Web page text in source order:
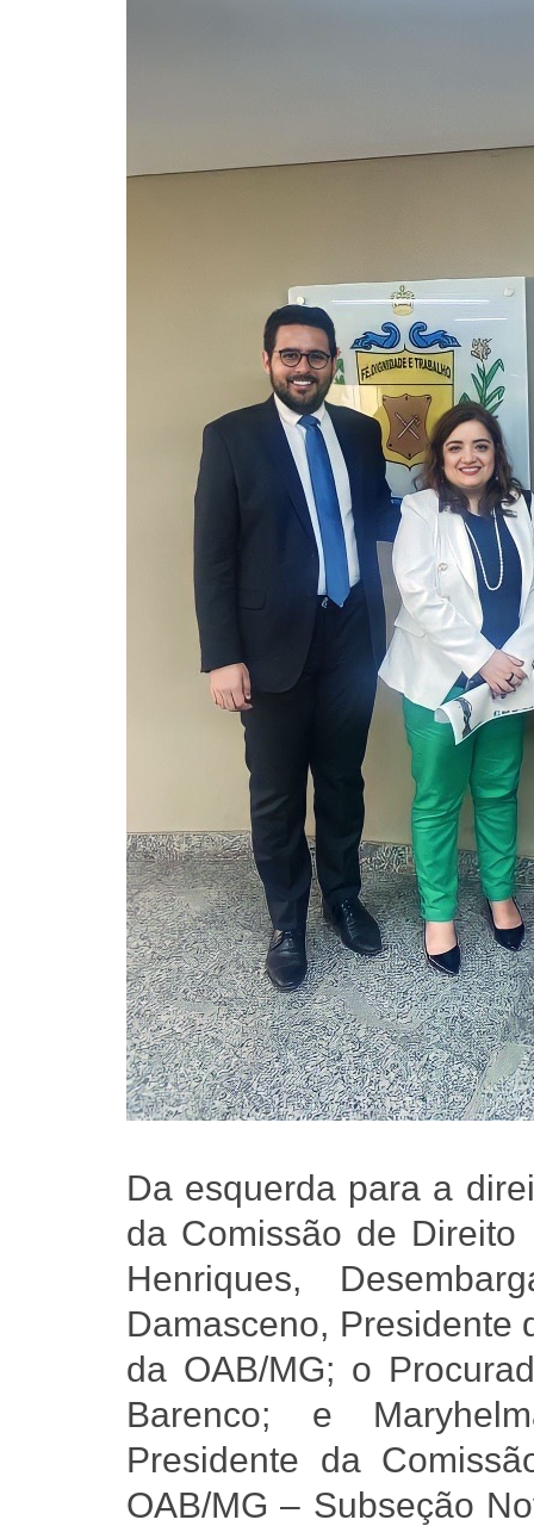
Da esquerda para a
da Comissão de Direito
Henriques,
Damasceno, Presidente
da OAB/MG; o
Barenco; e
Presidente da
OAB/MG – Subseção